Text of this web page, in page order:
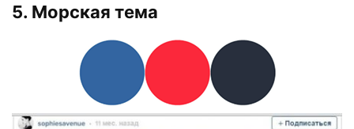
5. Морская тема